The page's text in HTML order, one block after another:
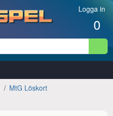
Logga in
0
MtG Löskort